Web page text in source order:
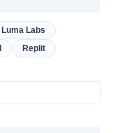
Luma Labs
Replit